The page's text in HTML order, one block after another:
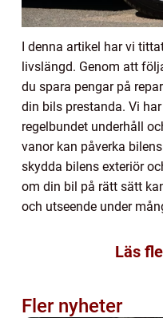
I denna artikel har vi
livslängd. Genom att
du spara pengar på
din bils prestanda. Vi
regelbundet underhåll
vanor kan påverka
skydda bilens exteriör
om din bil på rätt sätt
och utseende under
Läs
Fler nyheter